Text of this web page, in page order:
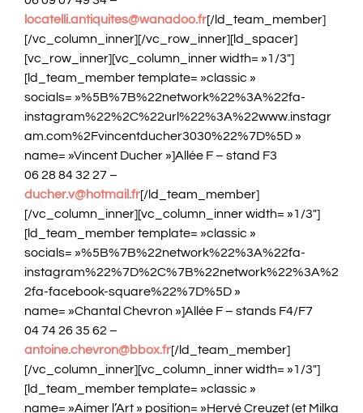
locatelli.antiquites@wanadoo.fr[/ld_team_member]
[/vc_column_inner][/vc_row_inner][ld_spacer]
[vc_row_inner][vc_column_inner width= »1/3″]
[ld_team_member template= »classic »
socials= »%5B%7B%22network%22%3A%22fa-
instagram%22%2C%22url%22%3A%22www.instagr
am.com%2Fvincentducher3030%22%7D%5D »
name= »Vincent Ducher »]Allée F – stand F3
06 28 84 32 27 –
ducher.v@hotmail.fr[/ld_team_member]
[/vc_column_inner][vc_column_inner width= »1/3″]
[ld_team_member template= »classic »
socials= »%5B%7B%22network%22%3A%22fa-
instagram%22%7D%2C%7B%22network%22%3A%2
2fa-facebook-square%22%7D%5D »
name= »Chantal Chevron »]Allée F – stands F4/F7
04 74 26 35 62 –
antoine.chevron@bbox.fr[/ld_team_member]
[/vc_column_inner][vc_column_inner width= »1/3″]
[ld_team_member template= »classic »
name= »Aimer l’Art » position= »Hervé Creuzet (et Milka